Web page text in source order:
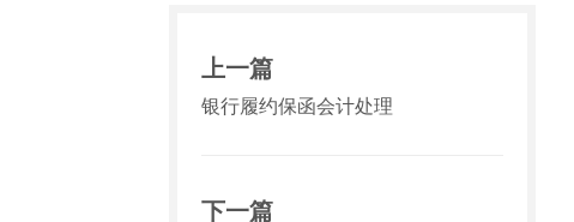
上一篇
银行履约保函会计处理
下一篇